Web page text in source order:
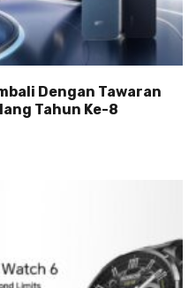
Dengan Tawaran
Tahun Ke-8